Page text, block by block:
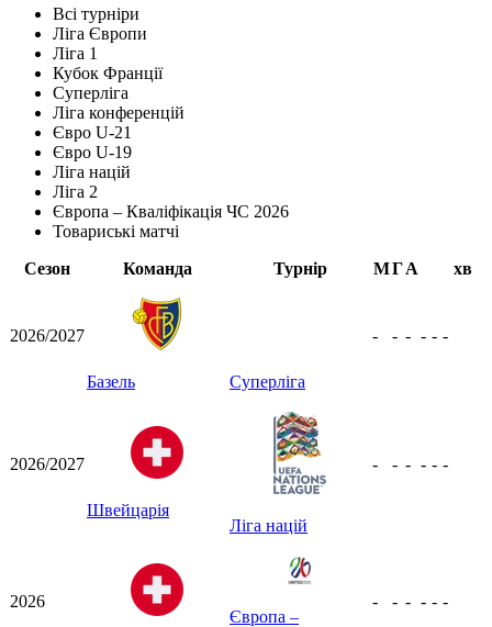
Всі турніри
Ліга Європи
Ліга 1
Кубок Франції
Суперліга
Ліга конференцій
Євро U-21
Євро U-19
Ліга націй
Ліга 2
Європа – Кваліфікація ЧС 2026
Товариські матчі
Сезон
Команда Турнір МГА хв
2026/2027
Базель Суперліга
- - - - - -
2026/2027
Швейцарія
Ліга націй
- - - - - -
2026
Європа –
- - - - - -